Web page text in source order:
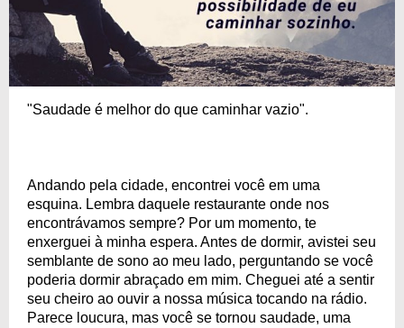
"Saudade é melhor do que caminhar vazio".
Andando pela cidade, encontrei você em uma
esquina. Lembra daquele restaurante onde nos
encontrávamos sempre? Por um momento, te
enxerguei à minha espera. Antes de dormir, avistei seu
semblante de sono ao meu lado, perguntando se você
poderia dormir abraçado em mim. Cheguei até a sentir
seu cheiro ao ouvir a nossa música tocando na rádio.
Parece loucura, mas você se tornou saudade, uma